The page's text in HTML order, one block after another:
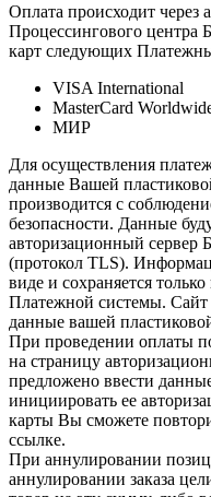
Оплата происходит через
Процессингового центра
карт следующих
VISA International
MasterCard
МИР
Для осуществления
данные Вашей
производится с
безопасности. Данные
авторизационный сервер
(протокол TLS).
виде и сохраняется
Платежной системы. Сайт
данные вашей
При проведении оплаты
на страницу
предложено ввести
инициировать ее
карты Вы сможете
ссылке.
При аннулировании
аннулировании заказа